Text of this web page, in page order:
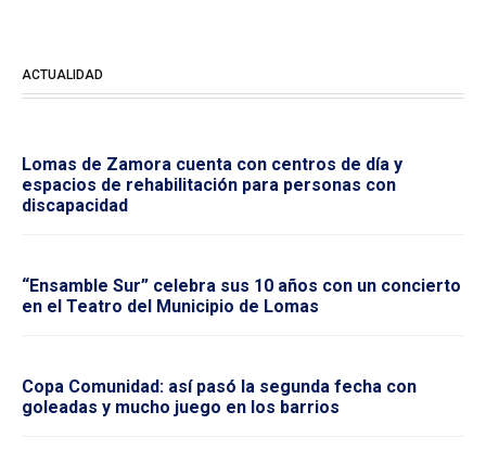
ACTUALIDAD
Lomas de Zamora cuenta con centros de día y
espacios de rehabilitación para personas con
discapacidad
“Ensamble Sur” celebra sus 10 años con un concierto
en el Teatro del Municipio de Lomas
Copa Comunidad: así pasó la segunda fecha con
goleadas y mucho juego en los barrios